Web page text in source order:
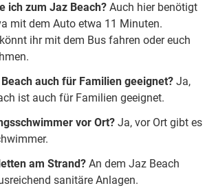
ich zum Jaz Beach? Auch hier benötigt
mit dem Auto etwa 11 Minuten.
ihr mit dem Bus fahren oder euch
Beach auch für Familien geeignet? Ja,
ist auch für Familien geeignet.
vor Ort? Ja, vor Ort gibt es
am Strand? An dem Jaz Beach
sanitäre Anlagen.